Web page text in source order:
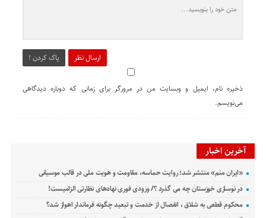
ارسال نظر پاک کردن !
ذخیره نام، ایمیل و وبسایت من در مرورگر برای زمانی که دوباره دیدگاهی
می‌نویسم.
آخرین اخبار
«ایران منم» منتشر شد؛ روایت حماسه، مقاومت و هویت ملی در قالب موسیقی
در نوسازی خوزستان چه می گذرد ؟/ ورودی فوری نهادهای نظارتی الزامیست!
محکوم قطعی به شلاق ، انفصال از خدمت و تبعید چگونه فرماندار اهواز شد؟